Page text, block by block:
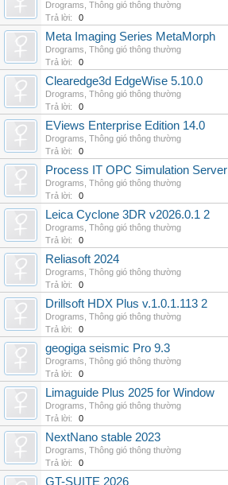
Drograms Thông gió thông thường
Trả lời:
0
Meta Imaging Series MetaMorph
Drograms Thông gió thông thường
Trả lời:
0
Clearedge3d EdgeWise 5.10.0
Drograms Thông gió thông thường
Trả lời:
0
EViews Enterprise Edition 14.0
Drograms Thông gió thông thường
Trả lời:
0
Process IT OPC Simulation Server
Drograms Thông gió thông thường
Trả lời:
0
Leica Cyclone 3DR v2026.0.1 2
Drograms Thông gió thông thường
Trả lời:
0
Reliasoft 2024
Drograms Thông gió thông thường
Trả lời:
0
Drillsoft HDX Plus v.1.0.1.113 2
Drograms Thông gió thông thường
Trả lời:
0
geogiga seismic Pro 9.3
Drograms Thông gió thông thường
Trả lời:
0
Limaguide Plus 2025 for Window
Drograms Thông gió thông thường
Trả lời:
0
NextNano stable 2023
Drograms Thông gió thông thường
Trả lời:
0
GT-SUITE 2026